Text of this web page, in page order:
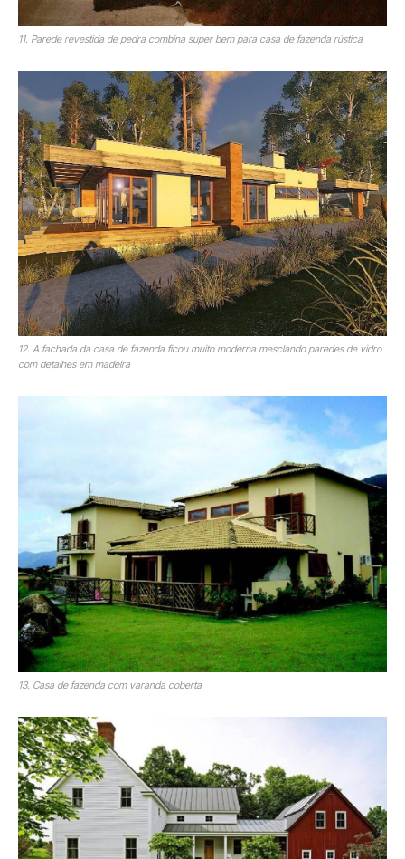
11. Parede revestida de pedra combina super bem para casa de fazenda rústica
12. A fachada da casa de fazenda ficou muito moderna mesclando paredes de vidro
com detalhes em madeira
13. Casa de fazenda com varanda coberta